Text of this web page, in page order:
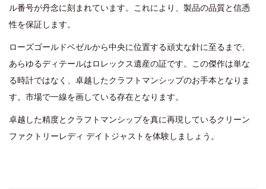
ル番号が丹念に刻まれています。これにより、製品の品質と信憑
性を保証します。
ローズゴールドベゼルから中央に位置する頑丈な針に至るまで、
あらゆるディテールはロレックス遺産の証です。この傑作は単な
る時計ではなく、卓越したクラフトマンシップのお手本となりま
す。市場で一線を画している存在となります。
卓越した精度とクラフトマンシップを真に再現しているクリーン
ファクトリーレディ デイトジャストを体験しましょう。